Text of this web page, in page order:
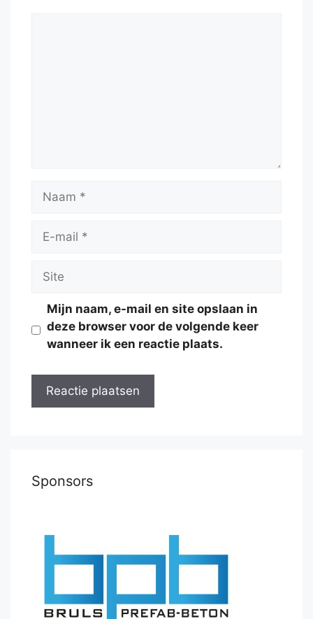
Naam
Site
Mijn naam, e-mail en site opslaan in
deze browser voor de volgende keer
wanneer ik een reactie plaats.
Sponsors